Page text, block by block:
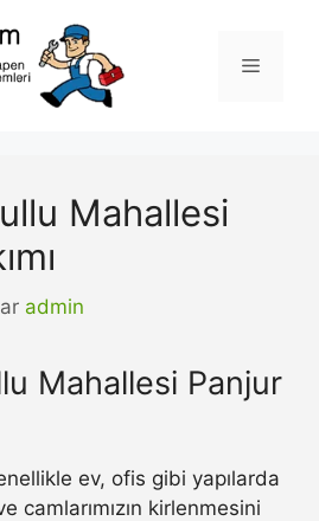
Menü
Mahallesi
admin
Mahallesi Panjur
ev, ofis gibi yapılarda
camlarımızın kirlenmesini